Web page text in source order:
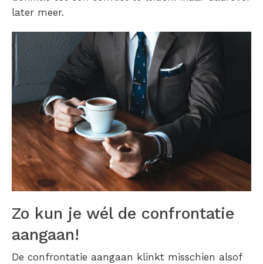
later meer.
Zo kun je wél de confrontatie
aangaan!
De confrontatie aangaan klinkt misschien alsof